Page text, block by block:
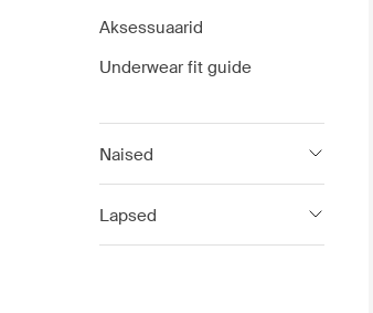
Aksessuaarid
Underwear fit guide
Naised
Lapsed